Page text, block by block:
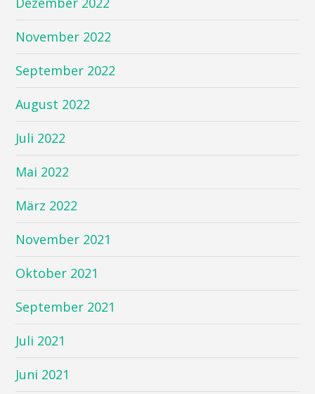
November 2022
September 2022
August 2022
Juli 2022
Mai 2022
März 2022
November 2021
Oktober 2021
September 2021
Juli 2021
Juni 2021